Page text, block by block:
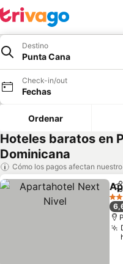
Destino
Punta Cana
Check-in/out
Fechas
Ordenar
Hoteles baratos en
Dominicana
Cómo los pagos afectan
3